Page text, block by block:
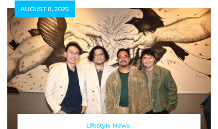
พิชิตเป้าหมาย Net Zero
Future
AUGUST 8, 2026
Lifestyle News